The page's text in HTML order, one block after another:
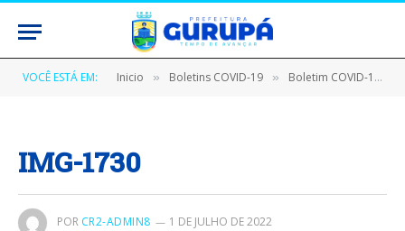
VOCÊ ESTÁ EM: Inicio » Boletins COVID-19 » Boletim COVID-19 (22/02/2021)
IMG-1730
POR CR2-ADMIN8
1 DE JULHO DE 2022